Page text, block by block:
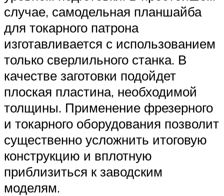
случае, самодельная планшайба
для токарного патрона
изготавливается с использованием
только сверлильного станка. В
качестве заготовки подойдет
плоская пластина, необходимой
толщины. Применение фрезерного
и токарного оборудования позволит
существенно усложнить итоговую
конструкцию и вплотную
приблизиться к заводским
моделям.